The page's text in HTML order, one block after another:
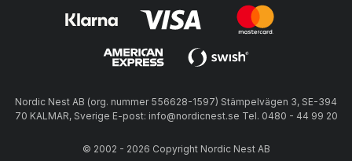
Nordic Nest AB (org. nummer 556628-1597) Stämpelvägen 3, SE-394
70 KALMAR, Sverige E-post: info@nordicnest.se Tel. 0480 - 44 99 20
© 2002 - 2026 Copyright Nordic Nest AB